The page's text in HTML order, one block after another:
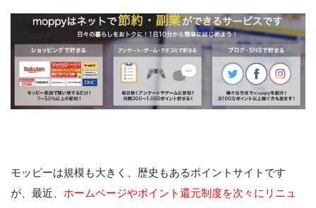
モッピーは規模も大きく、歴史もあるポイントサイトです
が、最近、 ホームページやポイント還元制度を次々にリニュ